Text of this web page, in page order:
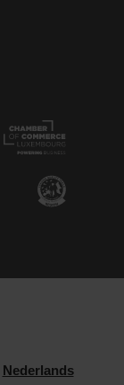
Nederlands